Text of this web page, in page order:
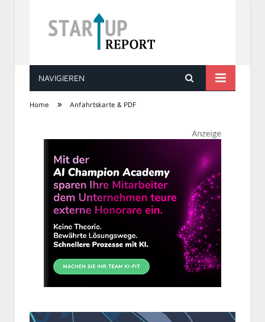
STARTUP REPORT
NAVIGIEREN
Home » Anfahrtskarte & PDF